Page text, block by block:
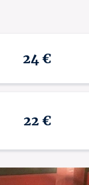
24 €
22 €